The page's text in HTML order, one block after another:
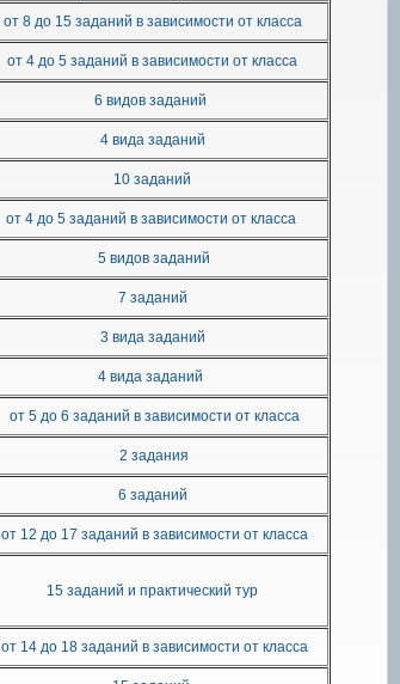
от 8 до 15 заданий в зависимости от класса
от 4 до 5 заданий в зависимости от класса
6 видов заданий
4 вида заданий
10 заданий
от 4 до 5 заданий в зависимости от класса
5 видов заданий
7 заданий
3 вида заданий
4 вида заданий
от 5 до 6 заданий в зависимости от класса
2 задания
6 заданий
от 12 до 17 заданий в зависимости от класса
15 заданий и практический тур
от 14 до 18 заданий в зависимости от класса